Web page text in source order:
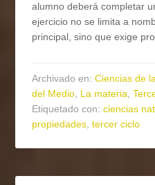
alumno deberá completar
ejercicio no se limita a
principal, sino que exige
Archivado en:Ciencias de
del Medio, La materia,
Etiquetado con:ciencias
propiedades,tercer ciclo